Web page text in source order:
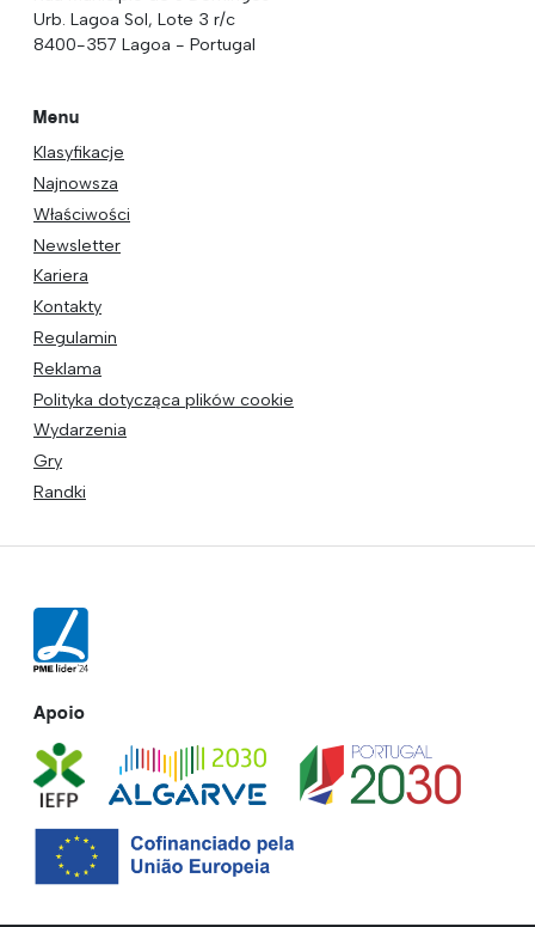
Urb. Lagoa Sol, Lote 3 r/c
8400-357 Lagoa - Portugal
Menu
Klasyfikacje
Najnowsza
Właściwości
Newsletter
Kariera
Kontakty
Regulamin
Reklama
Polityka dotycząca plików cookie
Wydarzenia
Gry
Randki
Apoio